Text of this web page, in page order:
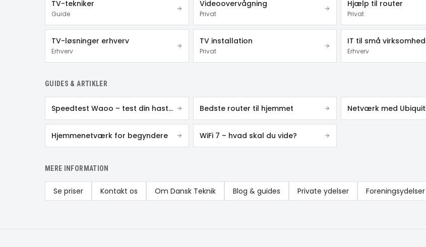
TV-tekniker
Guide
Videoovervågning
Privat
Hjælp til router
Privat
TV-løsninger erhverv
Erhverv
TV installation
Privat
IT til små
Erhverv
GUIDES & ARTIKLER
Speedtest Waoo – test din hastighed Bedste router til hjemmet Netværk med Ubiquiti
Hjemmenetværk for begyndere WiFi 7 – hvad skal du vide?
MERE INFORMATION
Se priser Kontakt os Om Dansk Teknik Blog & guides Private ydelser Foreningsydelser